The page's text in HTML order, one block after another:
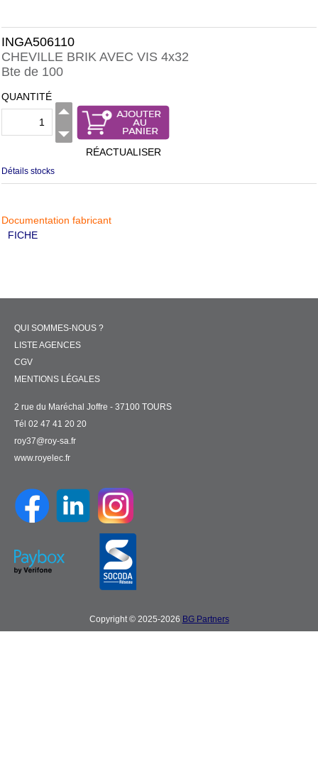
INGA506110
CHEVILLE BRIK AVEC VIS 4x32
Bte de 100
QUANTITÉ
RÉACTUALISER
Détails stocks
Documentation fabricant
FICHE
QUI SOMMES-NOUS ?
LISTE AGENCES
CGV
MENTIONS LÉGALES
2 rue du Maréchal Joffre - 37100 TOURS
Tél 02 47 41 20 20
roy37@roy-sa.fr
www.royelec.fr
Copyright © 2025-2026 BG Partners